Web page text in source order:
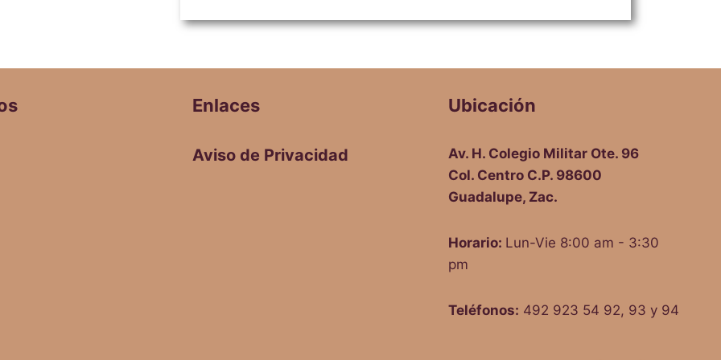
Enlaces
Aviso de Privacidad
Ubicación
Av. H. Colegio Militar Ote. 96
Col. Centro C.P. 98600
Guadalupe, Zac.
Horario: Lun-Vie 8:00 am - 3:30
pm
Teléfonos: 492 923 54 92, 93 y 94